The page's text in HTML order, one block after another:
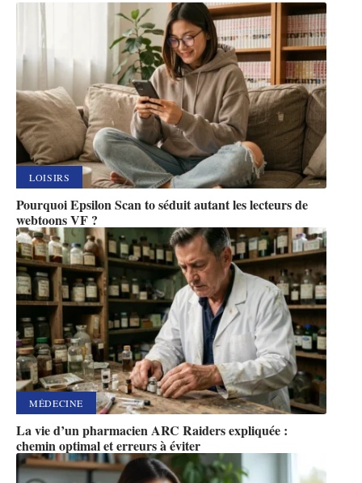
LOISIRS
Pourquoi Epsilon Scan to séduit autant les lecteurs de
webtoons VF ?
MÉDECINE
La vie d’un pharmacien ARC Raiders expliquée :
chemin optimal et erreurs à éviter